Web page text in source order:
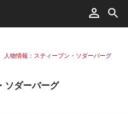
人物情報：スティーブン・ソダーバーグ
ソダーバーグ